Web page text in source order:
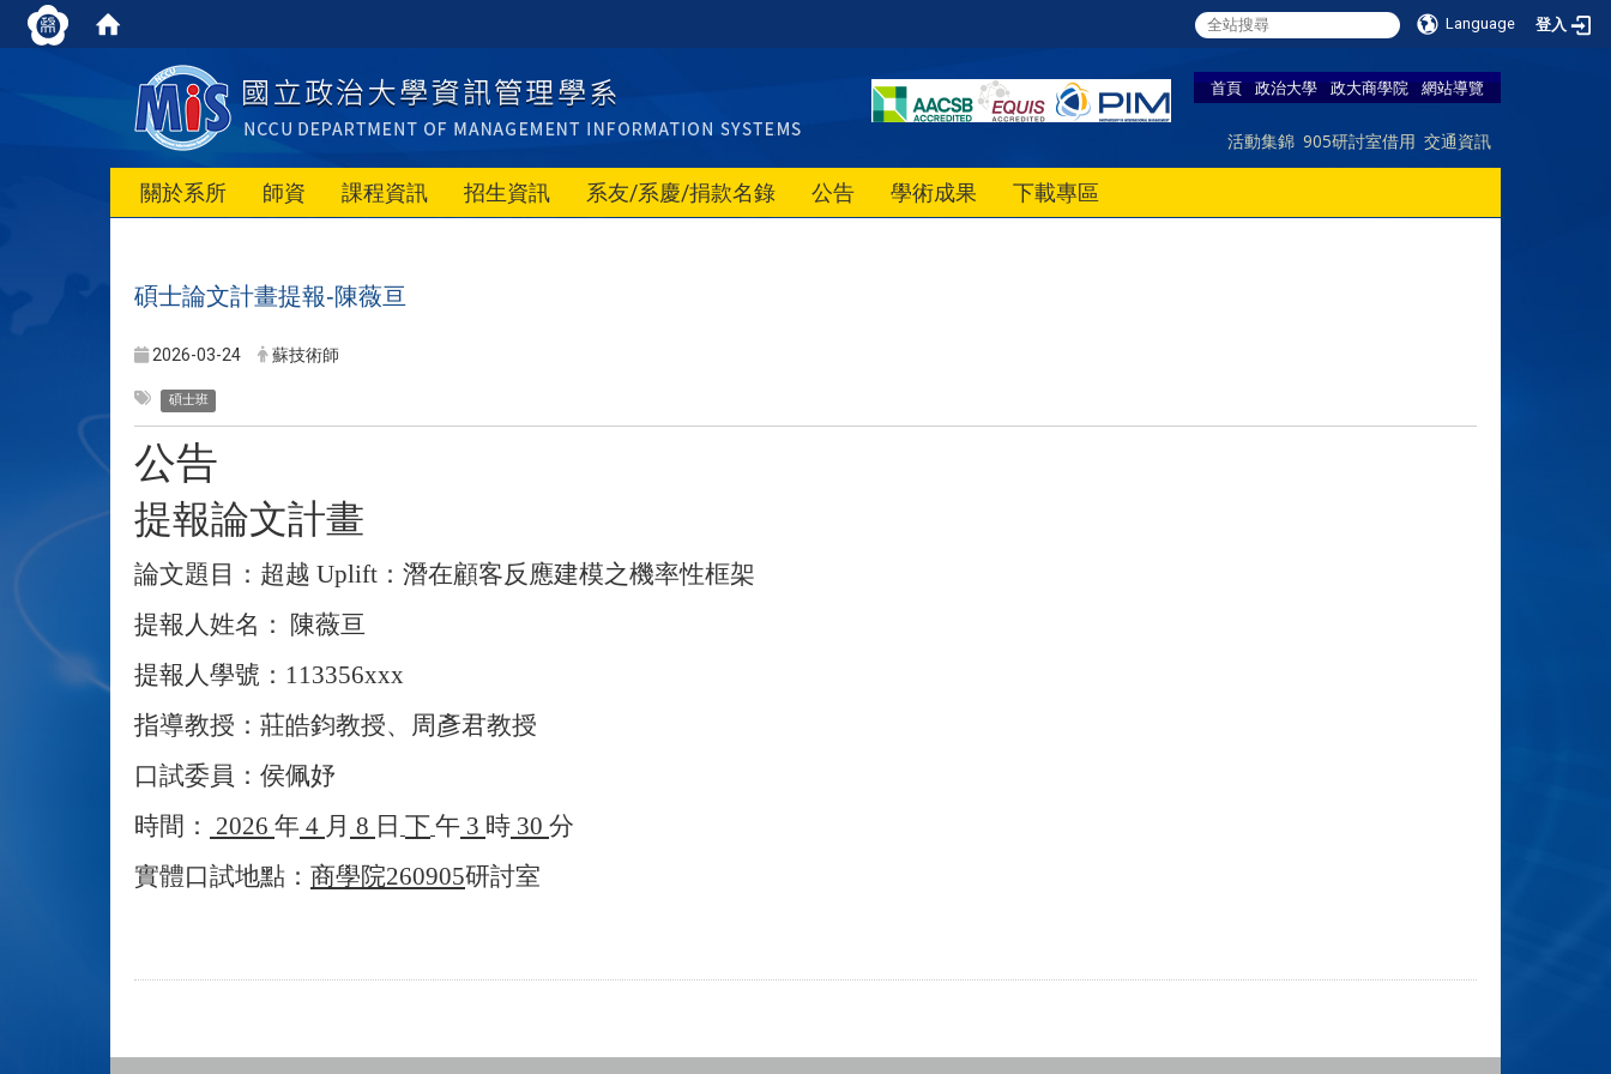
Language 登入
首頁 政治大學 政大商學院 網站導覽
活動集錦 905研討室借用 交通資訊
關於系所 師資 課程資訊 招生資訊 系友/系慶/捐款名錄 公告 學術成果 下載專區
碩士論文計畫提報-陳薇亘
2026-03-24 蘇技術師
碩士班
公告
提報論文計畫
論文題目：超越 Uplift ：潛在顧客反應建模之機率性框架
提報人姓名：
陳薇亘
提報人學號： 113356xxx
指導教授：莊皓鈞教授、周彥君教授
口試委員：侯佩妤
時間：
2026 年 4 月 8 日 下午 3 時 30 分
實體口試地點： 商學院260905研討室